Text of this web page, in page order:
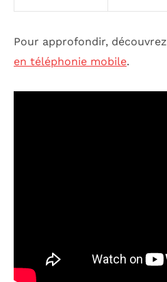
Pour approfondir, découvrez
en téléphonie mobile.